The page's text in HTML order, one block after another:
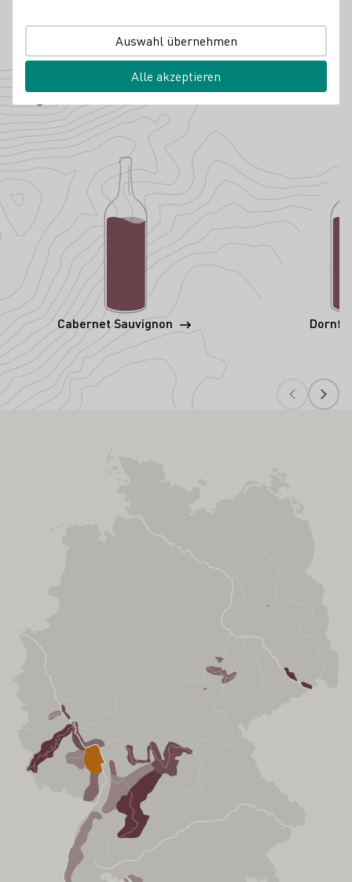
Zur Website
Angebaute Rebsorten
Cabernet Sauvignon
Auswahl übernehmen
Alle akzeptieren